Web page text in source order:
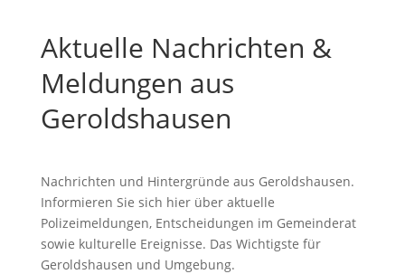
Aktuelle Nachrichten &
Meldungen aus
Geroldshausen
Nachrichten und Hintergründe aus Geroldshausen.
Informieren Sie sich hier über aktuelle
Polizeimeldungen, Entscheidungen im Gemeinderat
sowie kulturelle Ereignisse. Das Wichtigste für
Geroldshausen und Umgebung.